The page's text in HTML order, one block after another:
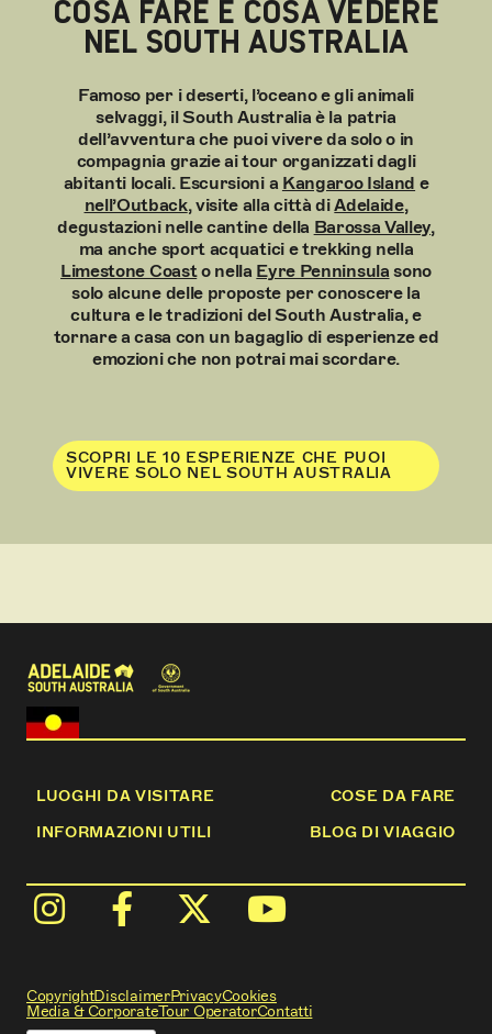
COSA FARE E COSA VEDERE
NEL SOUTH AUSTRALIA
Famoso per i deserti, l’oceano e gli animali
selvaggi, il South Australia è la patria
dell’avventura che puoi vivere da solo o in
compagnia grazie ai tour organizzati dagli
abitanti locali. Escursioni a Kangaroo Island e
nell’Outback, visite alla città diAdelaide,
degustazioni nelle cantine della Barossa Valley,
ma anche sport acquatici e trekking nella
Limestone Coasto nella Eyre Penninsulasono
solo alcune delle proposte per conoscere la
cultura e le tradizioni del South Australia, e
tornare a casa con un bagaglio di esperienze ed
emozioni che non potrai mai scordare.
SCOPRI LE 10 ESPERIENZE CHE PUOI
VIVERE SOLO NEL SOUTH AUSTRALIA
LUOGHI DA VISITARE
COSE DA FARE
INFORMAZIONI UTILI
BLOG DI VIAGGIO
Media & CorporateTour OperatorContatti
CopyrightDisclaimerPrivacyCookies